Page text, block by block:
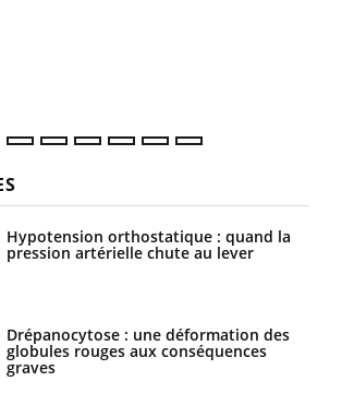
Hypotension orthostatique : quand la
pression artérielle chute au lever
Drépanocytose : une déformation des
globules rouges aux conséquences
graves